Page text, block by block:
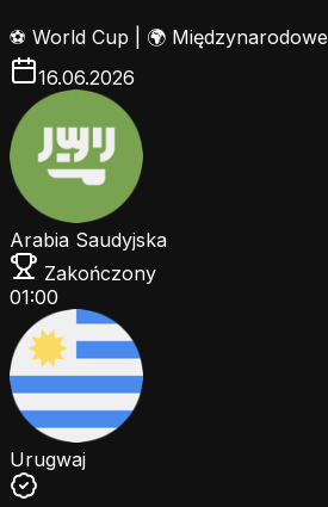
⚽ World Cup
🌍 Międzynarodowe
16.06.2026
Arabia Saudyjska
Zakończony
01:00
Urugwaj